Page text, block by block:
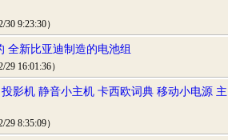
30 9:23:30）
全新比亚迪制造的电池组
29 16:01:36）
影机 静音小主机 卡西欧词典 移动小电源 主
29 8:35:09）